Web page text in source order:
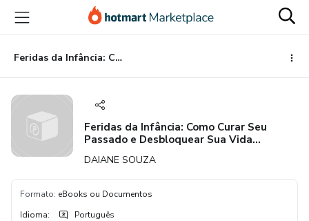
para
conteúdo
principal
para
pagamento
para
rodapé
Feridas da Infância: Como Curar Seu Passado e Desbloquear Sua Vida Financeira e Emocional
Feridas da Infância: Como Curar Seu
Passado e Desbloquear Sua Vida
DAIANE SOUZA
Formato: eBooks ou Documentos
Idioma: Português